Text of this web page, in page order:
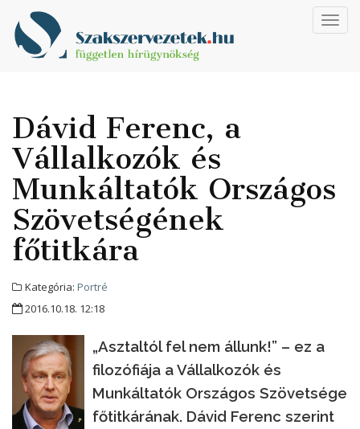
Dávid Ferenc, a
Vállalkozók és
Munkáltatók Országos
Szövetségének
főtitkára
Kategória: Portré
2016.10.18. 12:18
„Asztaltól fel nem állunk!” – ez a
filozófiája a Vállalkozók és
Munkáltatók Országos Szövetsége
főtitkárának. Dávid Ferenc szerint